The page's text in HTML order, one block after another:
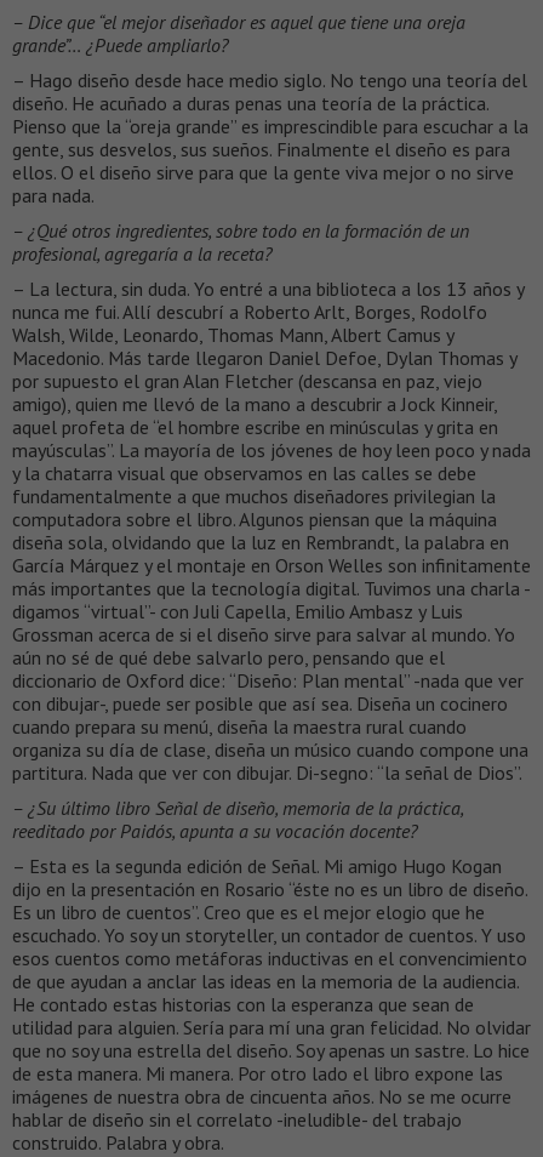
– Dice que “el mejor diseñador es aquel que tiene una oreja
grande”… ¿Puede ampliarlo?
– Hago diseño desde hace medio siglo. No tengo una teoría del
diseño. He acuñado a duras penas una teoría de la práctica.
Pienso que la “oreja grande” es imprescindible para escuchar a la
gente, sus desvelos, sus sueños. Finalmente el diseño es para
ellos. O el diseño sirve para que la gente viva mejor o no sirve
para nada.
– ¿Qué otros ingredientes, sobre todo en la formación de un
profesional, agregaría a la receta?
– La lectura, sin duda. Yo entré a una biblioteca a los 13 años y
nunca me fui. Allí descubrí a Roberto Arlt, Borges, Rodolfo
Walsh, Wilde, Leonardo, Thomas Mann, Albert Camus y
Macedonio. Más tarde llegaron Daniel Defoe, Dylan Thomas y
por supuesto el gran Alan Fletcher (descansa en paz, viejo
amigo), quien me llevó de la mano a descubrir a Jock Kinneir,
aquel profeta de “el hombre escribe en minúsculas y grita en
mayúsculas”. La mayoría de los jóvenes de hoy leen poco y nada
y la chatarra visual que observamos en las calles se debe
fundamentalmente a que muchos diseñadores privilegian la
computadora sobre el libro. Algunos piensan que la máquina
diseña sola, olvidando que la luz en Rembrandt, la palabra en
García Márquez y el montaje en Orson Welles son infinitamente
más importantes que la tecnología digital. Tuvimos una charla -
digamos “virtual”- con Juli Capella, Emilio Ambasz y Luis
Grossman acerca de si el diseño sirve para salvar al mundo. Yo
aún no sé de qué debe salvarlo pero, pensando que el
diccionario de Oxford dice: “Diseño: Plan mental” -nada que ver
con dibujar-, puede ser posible que así sea. Diseña un cocinero
cuando prepara su menú, diseña la maestra rural cuando
organiza su día de clase, diseña un músico cuando compone una
partitura. Nada que ver con dibujar. Di-segno: “la señal de Dios”.
– ¿Su último libro Señal de diseño, memoria de la práctica,
reeditado por Paidós, apunta a su vocación docente?
– Esta es la segunda edición de Señal. Mi amigo Hugo Kogan
dijo en la presentación en Rosario “éste no es un libro de diseño.
Es un libro de cuentos”. Creo que es el mejor elogio que he
escuchado. Yo soy un storyteller, un contador de cuentos. Y uso
esos cuentos como metáforas inductivas en el convencimiento
de que ayudan a anclar las ideas en la memoria de la audiencia.
He contado estas historias con la esperanza que sean de
utilidad para alguien. Sería para mí una gran felicidad. No olvidar
que no soy una estrella del diseño. Soy apenas un sastre. Lo hice
de esta manera. Mi manera. Por otro lado el libro expone las
imágenes de nuestra obra de cincuenta años. No se me ocurre
hablar de diseño sin el correlato -ineludible- del trabajo
construido. Palabra y obra.